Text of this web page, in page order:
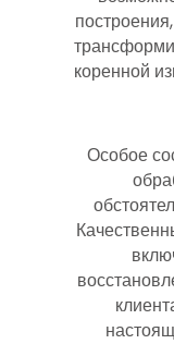
коренной
Особое